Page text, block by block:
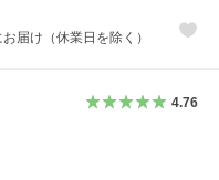
届け（休業日を除く）
4.76